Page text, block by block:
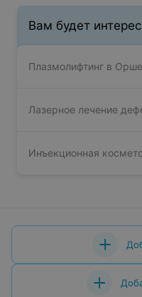
вопросы. Однозначно
Вам будет
Плазмолифтинг в Орше
Лазерное лечение
Инъекционная